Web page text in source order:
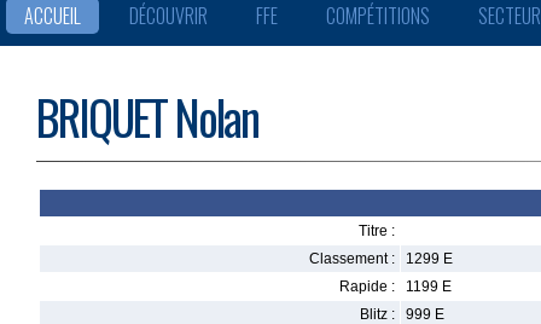
ACCUEIL DÉCOUVRIR FFE COMPÉTITIONS
BRIQUET Nolan
Titre :
Classement :
1299 E
Rapide :
1199 E
Blitz :
999 E